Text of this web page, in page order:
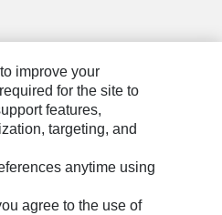
improve your
for the site to
features,
targeting, and
anytime using
agree to the use of